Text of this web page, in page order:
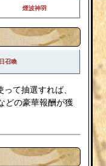
煙波神羽
召喚
て抽選すれば、
どの豪華報酬が獲